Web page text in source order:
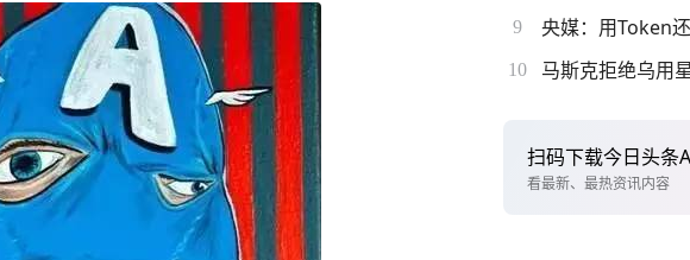
9
10 马斯克拒绝乌用
扫码下载今日头条
看最新、最热资讯内容